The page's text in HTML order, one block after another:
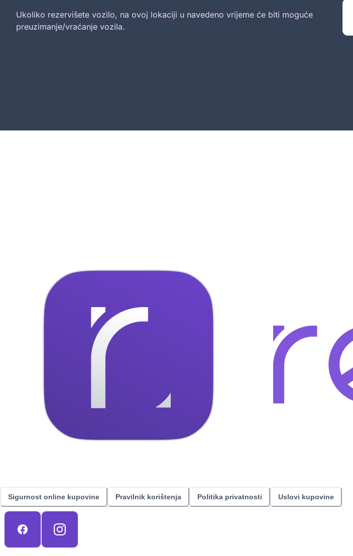
Ukoliko rezervišete vozilo, na ovoj lokaciji u navedeno vrijeme će biti moguće
preuzimanje/vraćanje vozila.
Sigurnost online kupovine Pravilnik korištenja Politika privatnosti Uslovi kupovine